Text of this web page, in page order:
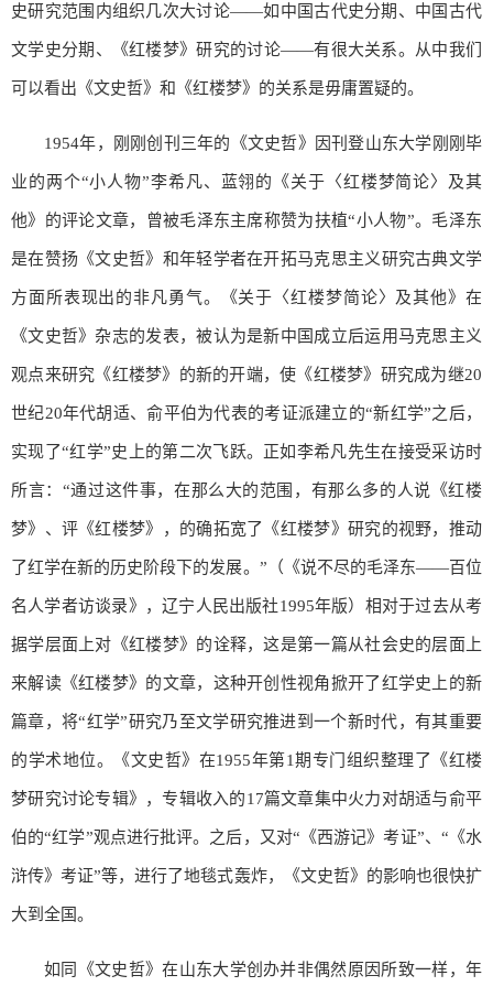
史研究范围内组织几次大讨论——如中国古代史分期、中国古代
文学史分期、《红楼梦》研究的讨论——有很大关系。从中我们
可以看出《文史哲》和《红楼梦》的关系是毋庸置疑的。
1954年，刚刚创刊三年的《文史哲》因刊登山东大学刚刚毕
业的两个“小人物”李希凡、蓝翎的《关于〈红楼梦简论〉及其
他》的评论文章，曾被毛泽东主席称赞为扶植“小人物”。毛泽东
是在赞扬《文史哲》和年轻学者在开拓马克思主义研究古典文学
方面所表现出的非凡勇气。《关于〈红楼梦简论〉及其他》在
《文史哲》杂志的发表，被认为是新中国成立后运用马克思主义
观点来研究《红楼梦》的新的开端，使《红楼梦》研究成为继20
世纪20年代胡适、俞平伯为代表的考证派建立的“新红学”之后，
实现了“红学”史上的第二次飞跃。正如李希凡先生在接受采访时
所言：“通过这件事，在那么大的范围，有那么多的人说《红楼
梦》、评《红楼梦》，的确拓宽了《红楼梦》研究的视野，推动
了红学在新的历史阶段下的发展。”（《说不尽的毛泽东——百位
名人学者访谈录》，辽宁人民出版社1995年版）相对于过去从考
据学层面上对《红楼梦》的诠释，这是第一篇从社会史的层面上
来解读《红楼梦》的文章，这种开创性视角掀开了红学史上的新
篇章，将“红学”研究乃至文学研究推进到一个新时代，有其重要
的学术地位。《文史哲》在1955年第1期专门组织整理了《红楼
梦研究讨论专辑》，专辑收入的17篇文章集中火力对胡适与俞平
伯的“红学”观点进行批评。之后，又对“《西游记》考证”、“《水
浒传》考证”等，进行了地毯式轰炸，《文史哲》的影响也很快扩
大到全国。
如同《文史哲》在山东大学创办并非偶然原因所致一样，年